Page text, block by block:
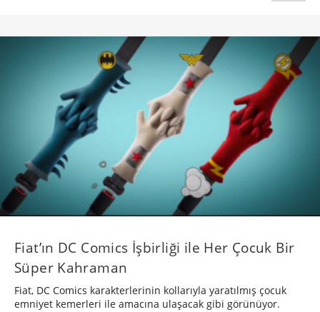
Fiat’ın DC Comics İşbirliği ile Her Çocuk Bir
Süper Kahraman
Fiat, DC Comics karakterlerinin kollarıyla yaratılmış çocuk
emniyet kemerleri ile amacına ulaşacak gibi görünüyor.